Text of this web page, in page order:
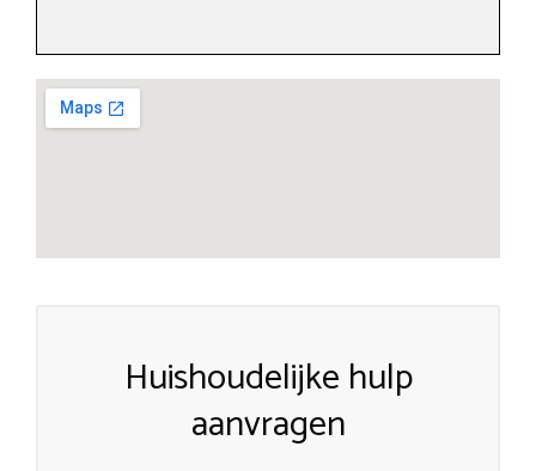
Huishoudelijke hulp
aanvragen